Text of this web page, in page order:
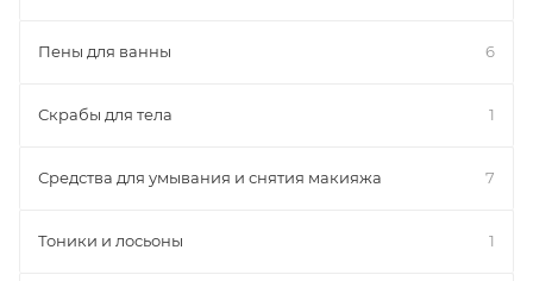
Пены для ванны 6
Скрабы для тела 1
Средства для умывания и снятия макияжа 7
Тоники и лосьоны 1